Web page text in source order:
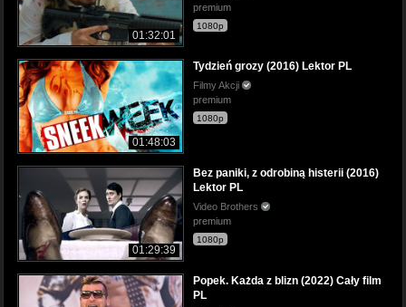
01:32:01
premium
1080p
01:48:03
Tydzień grozy (2016) Lektor PL
Filmy Akcji
premium
1080p
01:29:39
Bez paniki, z odrobiną histerii (2016)
Lektor PL
Video Brothers
premium
1080p
Popek. Każda z blizn (2022) Cały film
PL